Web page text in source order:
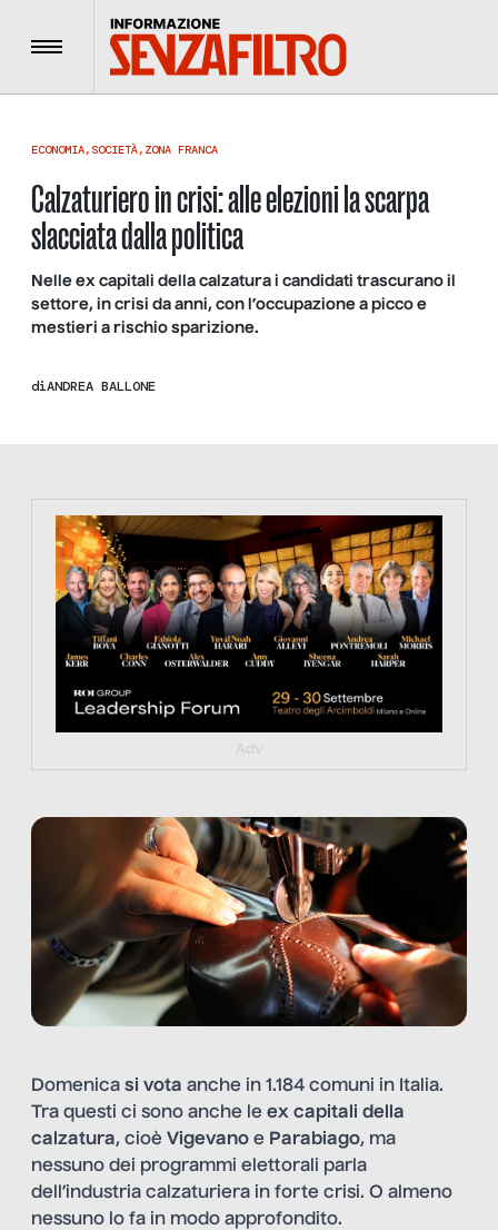
Menu
ECONOMIA, SOCIETÀ, ZONA FRANCA
Calzaturiero in crisi: alle elezioni la scarpa
slacciata dalla politica
Nelle ex capitali della calzatura i candidati trascurano il
settore, in crisi da anni, con l’occupazione a picco e
mestieri a rischio sparizione.
diANDREA BALLONE
https://tinyurl.com/363fvfm9
Adv
Domenica si vota anche in 1.184 comuni in Italia.
Tra questi ci sono anche le ex capitali della
calzatura, cioè Vigevano e Parabiago, ma
nessuno dei programmi elettorali parla
dell’industria calzaturiera in forte crisi. O almeno
nessuno lo fa in modo approfondito.